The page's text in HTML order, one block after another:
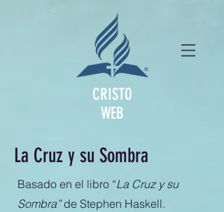
CRISTO
WEB
La Cruz y su Sombra
Basado en el libro “La Cruz y su
Sombra”de Stephen Haskell.